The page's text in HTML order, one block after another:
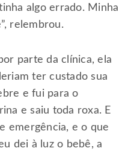
algo errado. Minha
relembrou.
parte da clínica, ela
ter custado sua
e fui para o
e saiu toda roxa. E
emergência, e o que
dei à luz o bebê, a